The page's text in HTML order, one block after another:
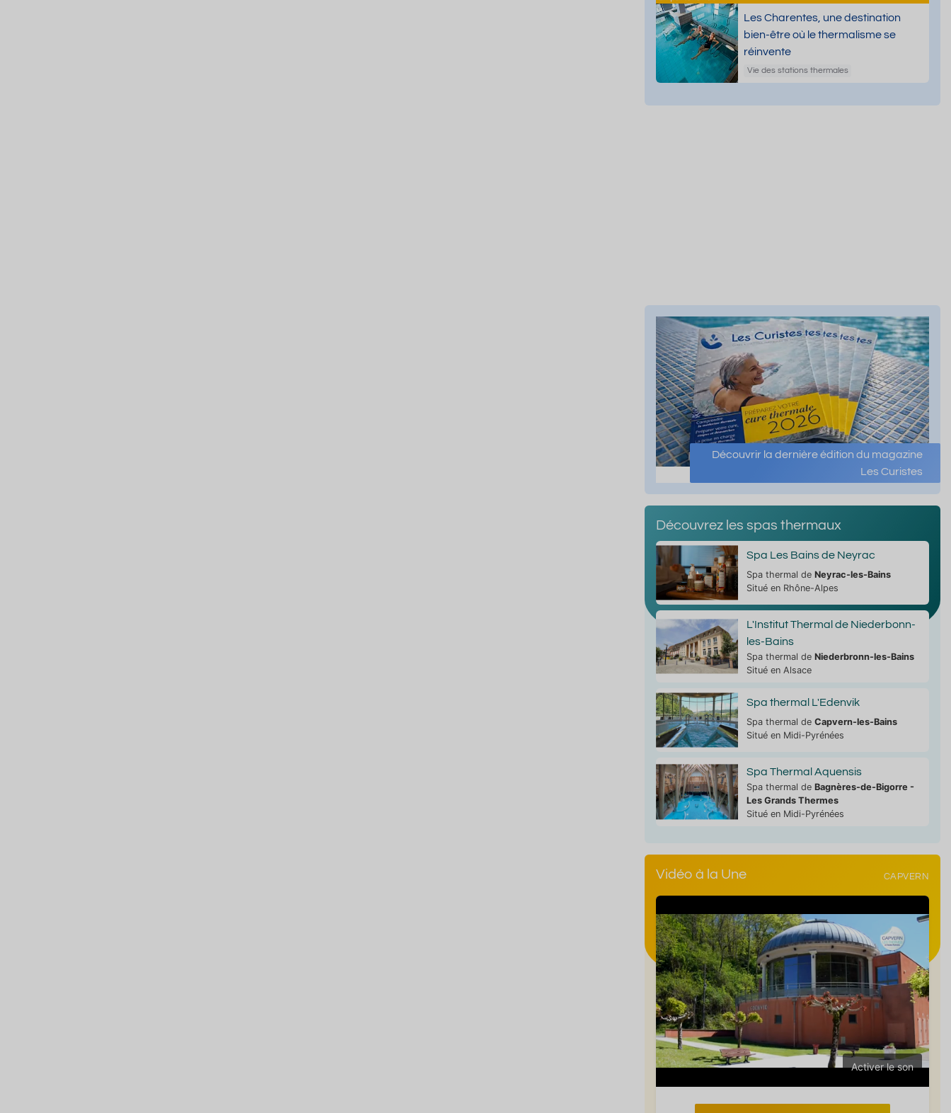
Les Charentes, une destination
bien-être où le thermalisme se
réinvente
Vie des stations thermales
Découvrir la dernière édition du magazine
Les Curistes
Découvrez les spas thermaux
Spa Les Bains de Neyrac
Spa thermal de Neyrac-les-Bains
Situé en Rhône-Alpes
L'Institut Thermal de Niederbonn-
les-Bains
Spa thermal de Niederbronn-les-Bains
Situé en Alsace
Spa thermal L'Edenvik
Spa thermal de Capvern-les-Bains
Situé en Midi-Pyrénées
Spa Thermal Aquensis
Spa thermal de Bagnères-de-Bigorre -
Les Grands Thermes
Situé en Midi-Pyrénées
Vidéo à la Une CAPVERN
Activer le son